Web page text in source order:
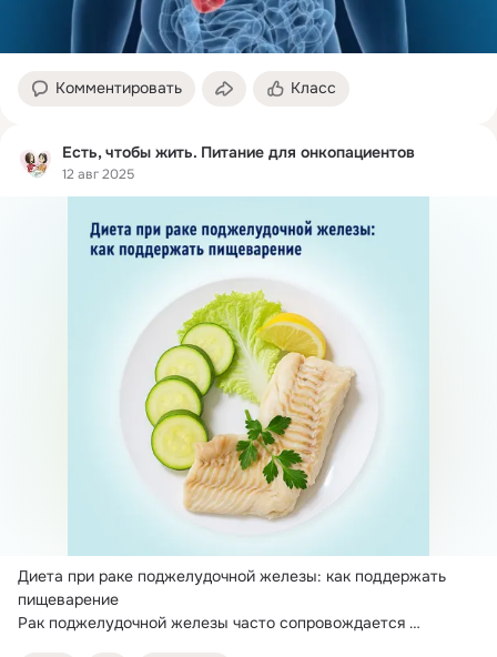
Комментировать Класс
Есть, чтобы жить. Питание для онкопациентов
12 авг 2025
Диета при раке поджелудочной железы: как поддержать
пищеварение
Рак поджелудочной железы часто сопровождается